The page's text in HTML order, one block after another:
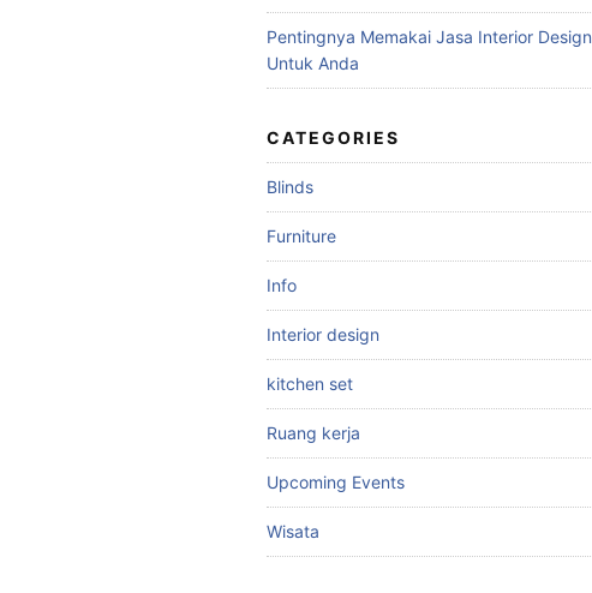
Pentingnya Memakai Jasa Interior Design
Untuk Anda
CATEGORIES
Blinds
Furniture
Info
Interior design
kitchen set
Ruang kerja
Upcoming Events
Wisata